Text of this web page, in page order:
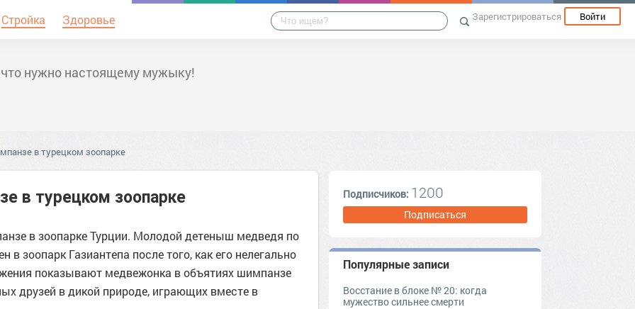
Стройка Здоровье Зарегистрироваться Войти
нужно настоящему мужыку!
в турецком зоопарке
в турецком зоопарке
в зоопарке Турции. Молодой детеныш медведя по
зоопарк Газиантепа после того, как его нелегально
показывают медвежонка в объятиях шимпанзе
друзей в дикой природе, играющих вместе в
Подписчиков: 1200
Подписаться
Популярные записи
Восстание в блоке № 20: когда
мужество сильнее смерти